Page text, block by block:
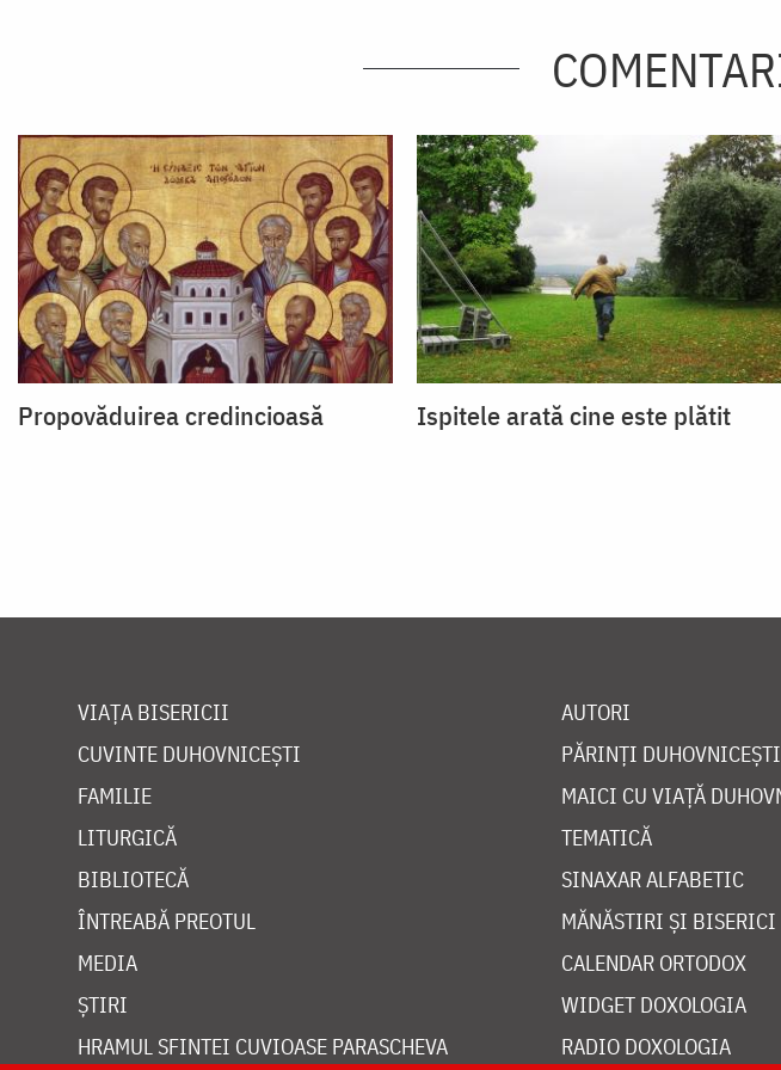
Propovăduirea credincioasă Ispitele arată cine este plătit
VIAȚA BISERICII
CUVINTE DUHOVNICEȘTI
FAMILIE
LITURGICĂ
BIBLIOTECĂ
ÎNTREABĂ PREOTUL
MEDIA
ȘTIRI
HRAMUL SFINTEI CUVIOASE PARASCHEVA
AUTORI
PĂRINȚI DUHOVNICEȘTI
MAICI CU VIAȚĂ
TEMATICĂ
SINAXAR ALFABETIC
MĂNĂSTIRI ȘI BISERICI
CALENDAR ORTODOX
WIDGET DOXOLOGIA
RADIO DOXOLOGIA